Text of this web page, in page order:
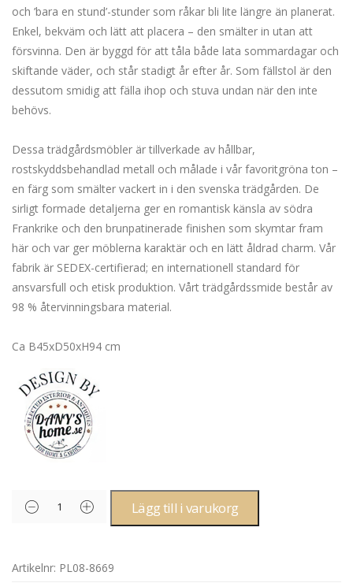
och ’bara en stund’-stunder som råkar bli lite längre än planerat.
Enkel, bekväm och lätt att placera – den smälter in utan att
försvinna. Den är byggd för att tåla både lata sommardagar och
skiftande väder, och står stadigt år efter år. Som fällstol är den
dessutom smidig att fälla ihop och stuva undan när den inte
behövs.
Dessa trädgårdsmöbler är tillverkade av hållbar,
rostskyddsbehandlad metall och målade i vår favoritgröna ton –
en färg som smälter vackert in i den svenska trädgården. De
sirligt formade detaljerna ger en romantisk känsla av södra
Frankrike och den brunpatinerade finishen som skymtar fram
här och var ger möblerna karaktär och en lätt åldrad charm. Vår
fabrik är SEDEX-certifierad; en internationell standard för
ansvarsfull och etisk produktion. Vårt trädgårdssmide består av
98 % återvinningsbara material.
Ca B45xD50xH94 cm
Lägg till i varukorg
Artikelnr: PL08-8669